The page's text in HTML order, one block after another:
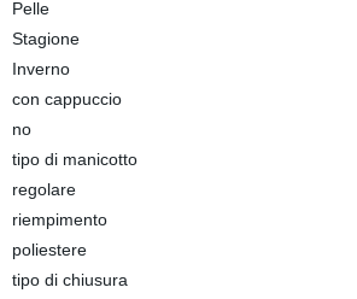
Pelle
Stagione
Inverno
con cappuccio
no
tipo di manicotto
regolare
riempimento
poliestere
tipo di chiusura